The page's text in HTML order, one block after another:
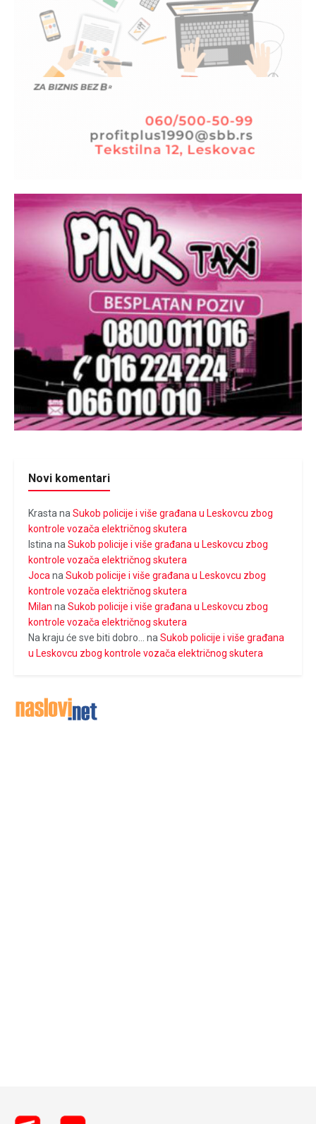
Novi komentari
Krasta na Sukob policije i više građana u Leskovcu zbog
kontrole vozača električnog skutera
Istina na Sukob policije i više građana u Leskovcu zbog
kontrole vozača električnog skutera
Joca na Sukob policije i više građana u Leskovcu zbog
kontrole vozača električnog skutera
Milan na Sukob policije i više građana u Leskovcu zbog
kontrole vozača električnog skutera
Na kraju će sve biti dobro...
na Sukob policije i više građana
u Leskovcu zbog kontrole vozača električnog skutera